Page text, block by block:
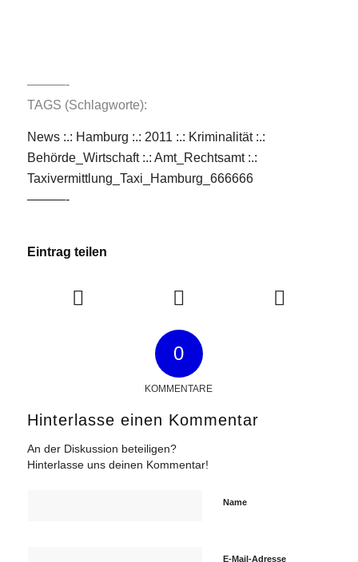
———-
TAGS (Schlagworte):
News :.: Hamburg :.: 2011 :.: Kriminalität:.:
Behörde_Wirtschaft:.: Amt_Rechtsamt:.:
Taxivermittlung_Taxi_Hamburg_666666
———-
Eintrag teilen
0
KOMMENTARE
Hinterlasse einen Kommentar
An der Diskussion beteiligen?
Hinterlasse uns deinen Kommentar!
Name
E-Mail-Adresse